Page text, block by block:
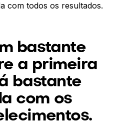
com todos os resultados.
bastante
a primeira
bastante
com os